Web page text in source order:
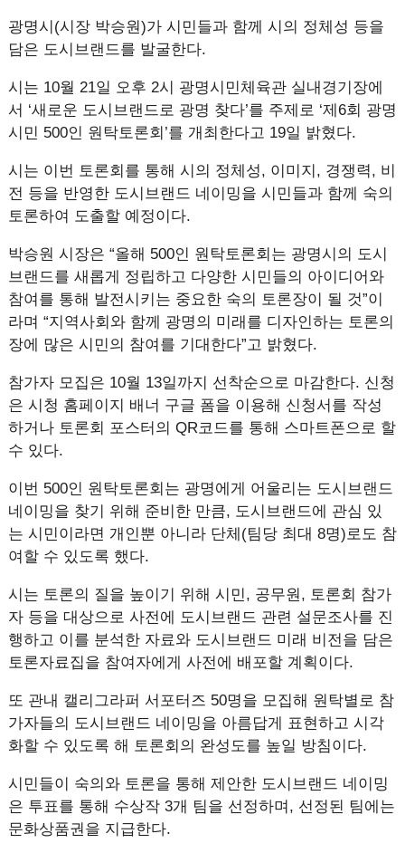
광명시(시장 박승원)가 시민들과 함께 시의 정체성 등을
담은 도시브랜드를 발굴한다.
시는 10월 21일 오후 2시 광명시민체육관 실내경기장에
서 ‘새로운 도시브랜드로 광명 찾다’를 주제로 ‘제6회 광명
시민 500인 원탁토론회’를 개최한다고 19일 밝혔다.
시는 이번 토론회를 통해 시의 정체성, 이미지, 경쟁력, 비
전 등을 반영한 도시브랜드 네이밍을 시민들과 함께 숙의
토론하여 도출할 예정이다.
박승원 시장은 “올해 500인 원탁토론회는 광명시의 도시
브랜드를 새롭게 정립하고 다양한 시민들의 아이디어와
참여를 통해 발전시키는 중요한 숙의 토론장이 될 것”이
라며 “지역사회와 함께 광명의 미래를 디자인하는 토론의
장에 많은 시민의 참여를 기대한다”고 밝혔다.
참가자 모집은 10월 13일까지 선착순으로 마감한다. 신청
은 시청 홈페이지 배너 구글 폼을 이용해 신청서를 작성
하거나 토론회 포스터의 QR코드를 통해 스마트폰으로 할
수 있다.
이번 500인 원탁토론회는 광명에게 어울리는 도시브랜드
네이밍을 찾기 위해 준비한 만큼, 도시브랜드에 관심 있
는 시민이라면 개인뿐 아니라 단체(팀당 최대 8명)로도 참
여할 수 있도록 했다.
시는 토론의 질을 높이기 위해 시민, 공무원, 토론회 참가
자 등을 대상으로 사전에 도시브랜드 관련 설문조사를 진
행하고 이를 분석한 자료와 도시브랜드 미래 비전을 담은
토론자료집을 참여자에게 사전에 배포할 계획이다.
또 관내 캘리그라퍼 서포터즈 50명을 모집해 원탁별로 참
가자들의 도시브랜드 네이밍을 아름답게 표현하고 시각
화할 수 있도록 해 토론회의 완성도를 높일 방침이다.
시민들이 숙의와 토론을 통해 제안한 도시브랜드 네이밍
은 투표를 통해 수상작 3개 팀을 선정하며, 선정된 팀에는
문화상품권을 지급한다.